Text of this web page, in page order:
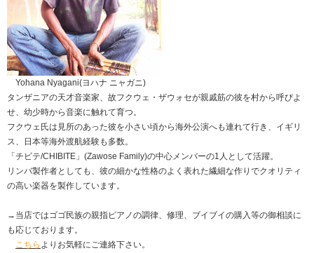
Yohana Nyagani(ヨハナ ニャガニ)
タンザニアの天才音楽家、故フクウェ・ザウォセが親戚筋の彼を村から呼びよ
せ、幼少時から音楽に触れて育つ。
フクウェ氏は見所のあった彼を小さい頃から海外公演へも連れて行き、イギリ
ス、日本等海外渡航経験も多数。
「チビテ/CHIBITE」(Zawose Family)の中心メンバーの1人として活躍。
リンバ製作者としても、彼の細かな性格のよく表れた繊細な作りでクオリティ
の高い楽器を製作しています。
→当店ではゴゴ民族の親指ピアノの調律、修理、ブイブイの購入等の御相談に
も応じております。
こちら よりお気軽にご連絡下さい。